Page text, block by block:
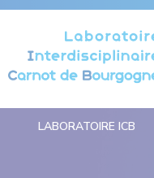
LABORATOIRE ICB
Cookies management